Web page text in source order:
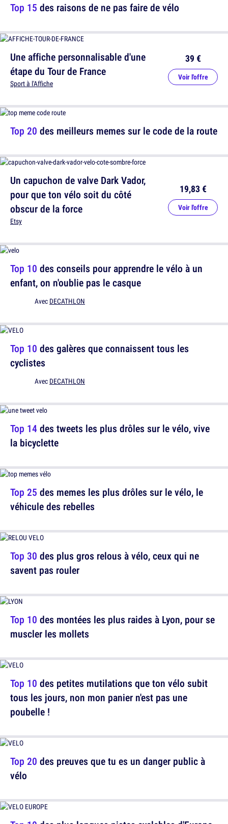
Top 15 des raisons de ne pas faire de vélo
Top 20 des meilleurs memes sur le code de la route
Top 10 des conseils pour apprendre le vélo à un
enfant, on n'oublie pas le casque
Avec DECATHLON
Top 14des tweets les plus drôles sur le vélo, vive
la bicyclette
Top 30 des plus gros relous à vélo, ceux qui ne
savent pas rouler
Top 10 des petites mutilations que ton vélo subit
tous les jours, non mon panier n'est pas une
poubelle !
Une affiche personnalisable d'une
étape du Tour de France
Sport à l'Affiche
39 €
Voir l'offre
Un capuchon de valve Dark Vador,
pour que ton vélo soit du côté
obscur de la force
Etsy
19,83 €
Voir l'offre
Top 10 des galères que connaissent tous les
cyclistes
Avec DECATHLON
Top 25 des memes les plus drôles sur le vélo, le
véhicule des rebelles
Top 10 des montées les plus raides à Lyon, pour se
muscler les mollets
Top 20 des preuves que tu es un danger public à
vélo